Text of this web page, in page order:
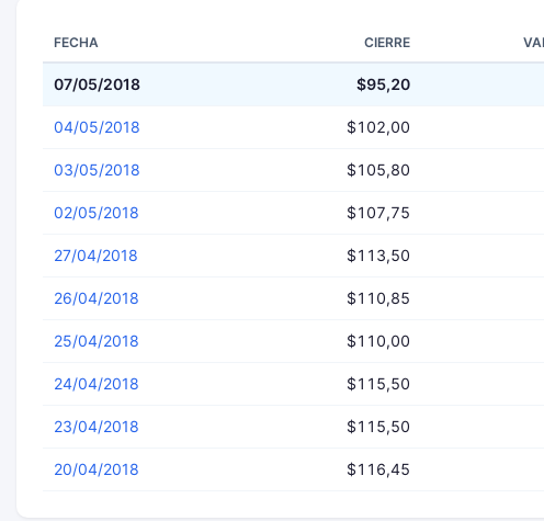
FECHA CIERRE
07/05/2018 $95,20
04/05/2018 $102,00
03/05/2018 $105,80
02/05/2018 $107,75
27/04/2018 $113,50
26/04/2018 $110,85
25/04/2018 $110,00
24/04/2018 $115,50
23/04/2018 $115,50
20/04/2018 $116,45